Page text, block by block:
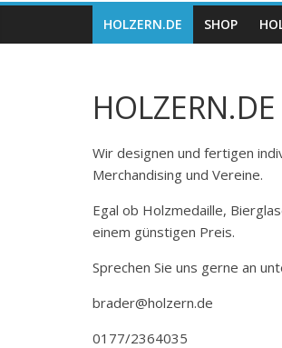
HOLZERN.DE SHOP
HOLZERN.DE
Wir designen und fertigen
Merchandising und Vereine.
Egal ob Holzmedaille,
einem günstigen Preis.
Sprechen Sie uns gerne an
brader@holzern.de
0177/2364035